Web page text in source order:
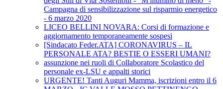
Campagna di sensibilizzazione sul risparmio energetico
- 6 marzo 2020
LICEO BELLINI NOVARA: Corsi di formazione e
aggiornamento temporaneamente sospesi
[Sindacato Feder.ATA] CORONAVIRUS – IL
PERSONALE ATA? BESTIE O ESSERI UMANI?
assunzione nei ruoli di Collaboratore Scolastico del
personale ex-LSU e appalti storici
URGENTE! Tanti Auguri Mamma, iscrizioni entro il 6